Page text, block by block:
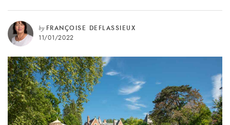
by FRANÇOISE DEFLASSIEUX
11/01/2022